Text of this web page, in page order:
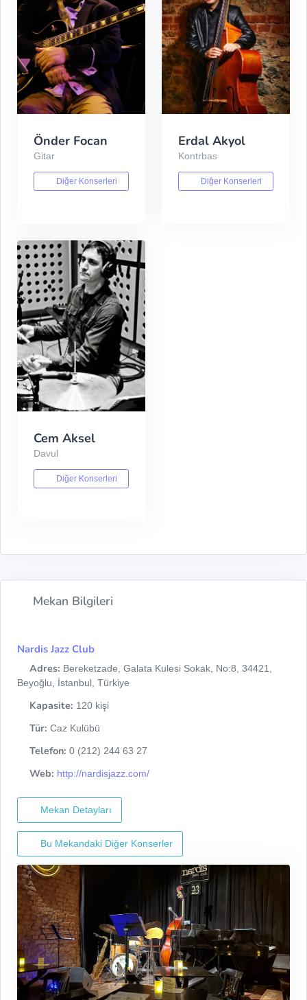
Önder Focan
Gitar
Diğer Konserleri
Erdal Akyol
Kontrbas
Diğer Konserleri
Cem Aksel
Davul
Diğer Konserleri
Mekan Bilgileri
Nardis Jazz Club
Adres: Bereketzade, Galata Kulesi Sokak, No:8, 34421,
Beyoğlu, İstanbul, Türkiye
Kapasite: 120 kişi
Tür: Caz Kulübü
Telefon: 0 (212) 244 63 27
Web: http://nardisjazz.com/
Mekan Detayları
Bu Mekandaki Diğer Konserler